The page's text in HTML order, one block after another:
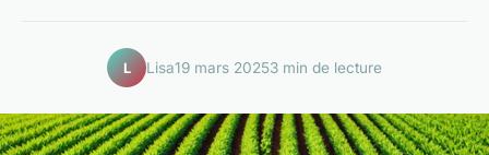
L Lisa19 mars 20253 min de lecture